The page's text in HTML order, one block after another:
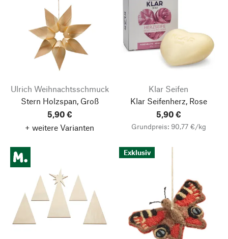
Ulrich Weihnachtsschmuck
Stern Holzspan, Groß
5,90 €
+ weitere Varianten
Klar Seifen
Klar Seifenherz, Rose
5,90 €
Grundpreis: 90,77 €/kg
Exklusiv